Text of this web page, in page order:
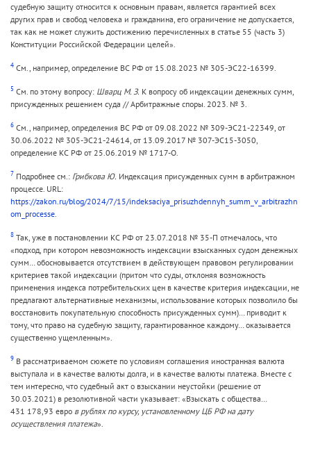
судебную защиту относится к основным правам, является гарантией всех
других прав и свобод человека и гражданина, его ограничение не допускается,
так как не может служить достижению перечисленных в статье 55 (часть 3)
Конституции Российской Федерации целей».
4 См., например, определение ВС РФ от 15.08.2023 № 305-ЭС22-16399.
5 См. по этому вопросу: Шварц М. З. К вопросу об индексации денежных сумм,
присужденных решением суда // Арбитражные споры. 2023. № 3.
6 См., например, определения ВС РФ от 09.08.2022 № 309-ЭС21-22349, от
30.06.2022 № 305-ЭС21-24614, от 13.09.2017 № 307-ЭС15-3050,
определение КС РФ от 25.06.2019 № 1717-О.
7 Подробнее см.: Грибкова Ю. Индексация присужденных сумм в арбитражном
процессе. URL:
https://zakon.ru/blog/2024/7/15/indeksaciya_prisuzhdennyh_summ_v_arbitrazhn
om_processe
8 Так, уже в постановлении КС РФ от 23.07.2018 № 35-П отмечалось, что
«подход, при котором невозможность индексации взысканных судом денежных
сумм… обосновывается отсутствием в действующем правовом регулировании
критериев такой индексации (притом что суды, отклоняя возможность
применения индекса потребительских цен в качестве критерия индексации, не
предлагают альтернативные механизмы, использование которых позволило бы
восстановить покупательную способность присужденных сумм)… приводит к
тому, что право на судебную защиту, гарантированное каждому… оказывается
существенно ущемленным».
9 В рассматриваемом сюжете по условиям соглашения иностранная валюта
выступала и в качестве валюты долга, и в качестве валюты платежа. Вместе с
тем интересно, что судебный акт о взыскании неустойки (решение от
30.03.2021) в резолютивной части указывает: «Взыскать с общества…
431 178,93 евро в рублях по курсу, установленному ЦБ РФ на дату
осуществления платежа».